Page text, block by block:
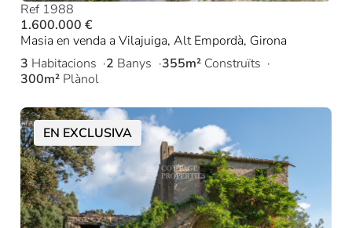
Ref 1988
1.600.000 €
Masia en venda a Vilajuiga, Alt Empordà, Girona
3 Habitacions 2 Banys 355m² Construïts
300m² Plànol
EN EXCLUSIVA